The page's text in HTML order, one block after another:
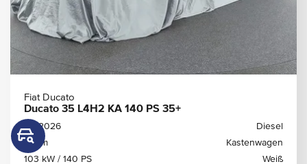
Fiat Ducato
Ducato 35 L4H2 KA 140 PS 35+
05/2026
Diesel
15 km
Kastenwagen
103 kW / 140 PS
Weiß